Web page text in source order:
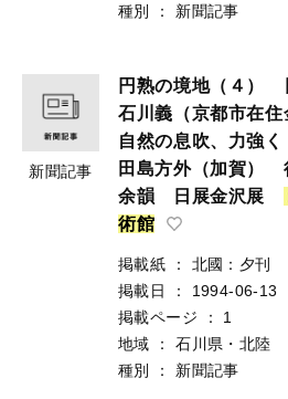
種別
： 新聞記事
新聞記事
円熟の境地（４
石川義（京都市在
自然の息吹、力
田島方外（加賀）
余韻 日展金沢展
術館
掲載紙 ：
北國：夕刊
掲載日
：
1994-06-13
掲載ページ
：
1
地域
：
石川県・北陸
種別
： 新聞記事